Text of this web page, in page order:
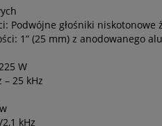
Podwójne głośniki
1” (25 mm) z anodowanego
W
– 25 kHz
kHz